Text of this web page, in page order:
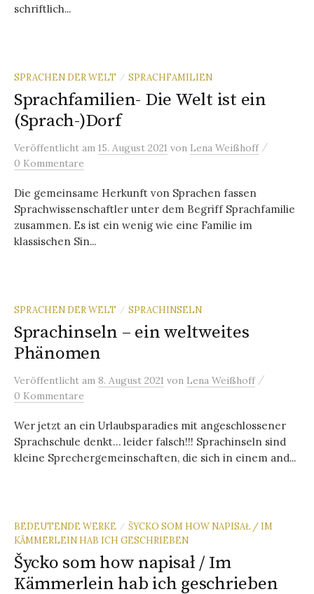
schriftlich...
SPRACHEN DER WELT / SPRACHFAMILIEN
Sprachfamilien- Die Welt ist ein
(Sprach-)Dorf
Veröffentlicht am 15. August 2021 von Lena Weißhoff /
0 Kommentare
Die gemeinsame Herkunft von Sprachen fassen
Sprachwissenschaftler unter dem Begriff Sprachfamilie
zusammen. Es ist ein wenig wie eine Familie im
klassischen Sin...
SPRACHEN DER WELT / SPRACHINSELN
Sprachinseln – ein weltweites
Phänomen
Veröffentlicht am 8. August 2021 von Lena Weißhoff /
0 Kommentare
Wer jetzt an ein Urlaubsparadies mit angeschlossener
Sprachschule denkt… leider falsch!!! Sprachinseln sind
kleine Sprechergemeinschaften, die sich in einem and...
BEDEUTENDE WERKE / ŠYCKO SOM HOW NAPISAŁ / IM
KÄMMERLEIN HAB ICH GESCHRIEBEN
Šycko som how napisał / Im
Kämmerlein hab ich geschrieben